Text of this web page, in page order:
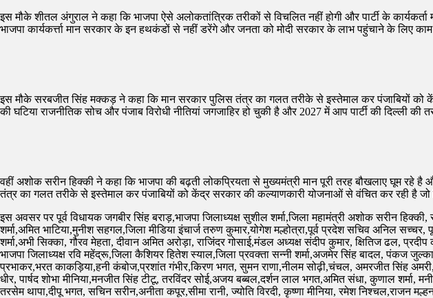
इस मौके शीतल अंगुराल ने कहा कि भाजपा ऐसे अलोकतांत्रिक तरीकों से विचलित नहीं होगी और पार्टी के
भाजपा कार्यकर्त्ता मान सरकार के इन हथकंडों से नहीं डरेंगे और जनता को मोदी सरकार के लाभ पहुंचाने के लिए
इस मौके सरबजीत सिंह मक्कड़ ने कहा कि मान सरकार पुलिस तंत्र का गलत तरीके से इस्तेमाल कर पंजाबियों को
की घटिया राजनीतिक सोच और पंजाब विरोधी नीतियां जगजाहिर हो चुकी है और 2027 में आप पार्टी की दिल्ली
वहीं अशोक सरीन हिक्की ने कहा कि भाजपा की बढ़ती लोकप्रियता से मुख्यमंत्री मान पूरी तरह बौखलाए घूम
तंत्र का गलत तरीके से इस्तेमाल कर पंजाबियों को केंद्र सरकार की कल्याणकारी योजनाओं से वंचित कर रही है जो
इस अवसर पर पूर्व विधायक जगबीर सिंह बराड़,भाजपा जिलाध्यक्ष सुशील शर्मा,जिला महामंत्री अशोक सरीन
शर्मा,अमित भाटिया,मुनीश सहगल,जिला मीडिया इंचार्ज तरुण कुमार,योगेश मल्होत्रा,पूर्व प्रदेश सचिव अनिल
शर्मा,अभी सिक्का, गौरव मेहता, दीवान अमित अरोड़ा, राजिंदर गोसाई,मंडल अध्यक्ष संदीप कुमार, क्षितिज ढल,
भाजपा जिलाध्यक्ष रवि महेंद्रू,जिला कैशियर हितेश स्याल,जिला प्रवक्ता सन्नी शर्मा,अजमेर सिंह बादल, पंकज
प्रभाकर,भरत काकड़िया,हनी कंबोज,प्रशांत गंभीर,किरण भगत, सुमन राणा,नीलम सोढ़ी,चंचल, अमरजीत सिंह
धीर, पार्षद शोभा मीनिया,मनजीत सिंह टीटू, तरविंदर सोई,अजय बब्बल,दर्शन लाल भगत,अमित संधा, कुणाल
तरसेम थापा,दीपू भगत, सचिन सरीन,अनीता कपूर,सीमा रानी, ज्योति विरदी, कृष्णा मीनिया, रमेश निश्चल,राजन